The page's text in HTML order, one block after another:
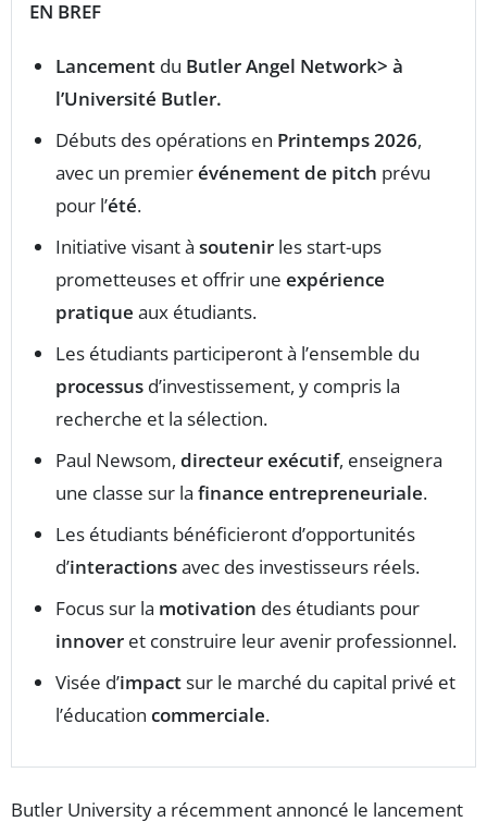
EN BREF
Lancement du Butler Angel Network> à
l’Université Butler.
Débuts des opérations en Printemps 2026,
avec un premierévénement de pitch prévu
pour l’été.
Initiative visant à soutenir les start-ups
prometteuses et offrir une expérience
pratique aux étudiants.
Les étudiants participeront à l’ensemble du
processus d’investissement, y compris la
recherche et la sélection.
Paul Newsom, directeur exécutif, enseignera
une classe sur la finance entrepreneuriale.
Les étudiants bénéficieront d’opportunités
d’interactionsavec des investisseurs réels.
Focus sur la motivation des étudiants pour
innover et construire leur avenir professionnel.
Visée d’impactsur le marché du capital privé et
l’éducation commerciale.
Butler University a récemment annoncé le lancement